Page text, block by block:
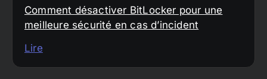
Comment désactiver BitLocker pour une
meilleure sécurité en cas d’incident
Lire